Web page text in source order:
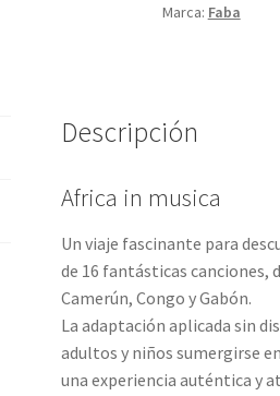
Marca: Faba
Descripción
Africa in musica
Un viaje fascinante para
de 16 fantásticas canciones,
Camerún, Congo y Gabón.
La adaptación aplicada sin
adultos y niños sumergirse
una experiencia auténtica y